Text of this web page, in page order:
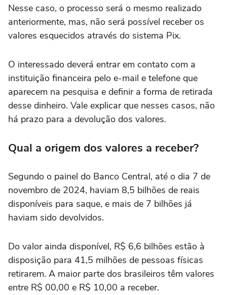
Nesse caso, o processo será o mesmo realizado
anteriormente, mas, não será possível receber os
valores esquecidos através do sistema Pix.
O interessado deverá entrar em contato com a
instituição financeira pelo e-mail e telefone que
aparecem na pesquisa e definir a forma de retirada
desse dinheiro. Vale explicar que nesses casos, não
há prazo para a devolução dos valores.
Qual a origem dos valores a receber?
Segundo o painel do Banco Central, até o dia 7 de
novembro de 2024, haviam 8,5 bilhões de reais
disponíveis para saque, e mais de 7 bilhões já
haviam sido devolvidos.
Do valor ainda disponível, R$ 6,6 bilhões estão à
disposição para 41,5 milhões de pessoas físicas
retirarem. A maior parte dos brasileiros têm valores
entre R$ 00,00 e R$ 10,00 a receber.